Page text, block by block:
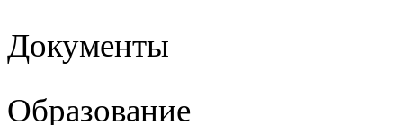
Документы
Образование